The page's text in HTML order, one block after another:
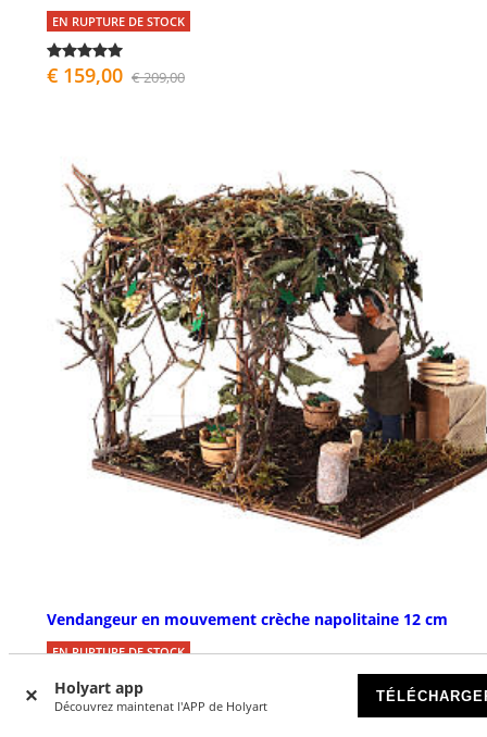
Holyart app
Découvrez maintenat l'APP de Holyart
EN RUPTURE DE STOCK
€ 159,00 € 209,00
Vendangeur en mouvement crèche napolitaine 12 cm
EN RUPTURE DE STOCK
€ 259,00